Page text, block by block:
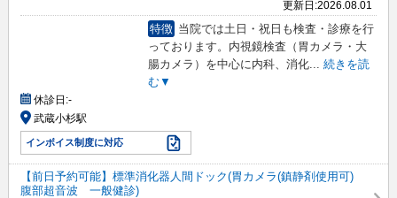
更新日:2026.08.01
特徴 当院では土日・祝日も検査・診療を行
っております。内視鏡検査（胃カメラ・大
腸カメラ）を中心に内科、消化...
続きを読
む▼
休診日:-
武蔵小杉駅
インボイス制度に対応
【前日予約可能】標準消化器人間ドック(胃カメラ(鎮静剤使用可)
腹部超音波 一般健診)